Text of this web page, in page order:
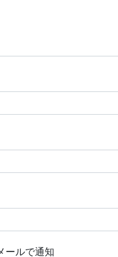
ールで通知